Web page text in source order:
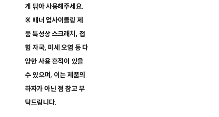
게 닦아 사용해주세요.
※ 배너 업사이클링 제
품 특성상 스크래치, 접
힘 자국, 미세 오염 등 다
양한 사용 흔적이 있을
수 있으며, 이는 제품의
하자가 아닌 점 참고 부
탁드립니다.